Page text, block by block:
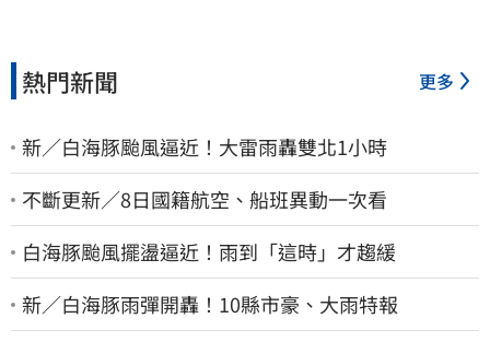
熱門新聞 更多
新／白海豚颱風逼近！大雷雨轟雙北1小時
不斷更新／8日國籍航空、船班異動一次看
白海豚颱風擺盪逼近！雨到「這時」才趨緩
新／白海豚雨彈開轟！10縣市豪、大雨特報